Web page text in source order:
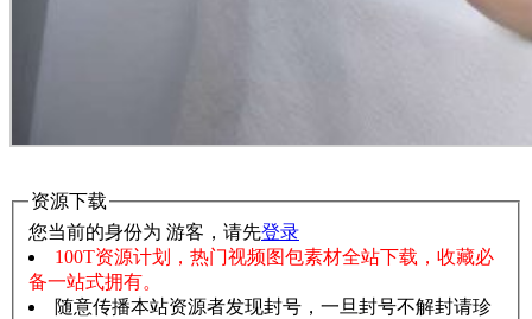
资源下载
您当前的身份为 游客，请先登录
100T资源计划，热门视频图包素材全站下载，收藏必
备一站式拥有。
随意传播本站资源者发现封号，一旦封号不解封请珍